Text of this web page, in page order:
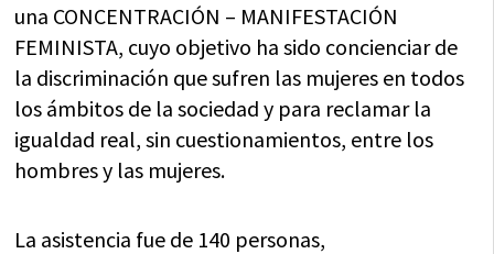
una CONCENTRACIÓN – MANIFESTACIÓN
FEMINISTA, cuyo objetivo ha sido concienciar de
la discriminación que sufren las mujeres en todos
los ámbitos de la sociedad y para reclamar la
igualdad real, sin cuestionamientos, entre los
hombres y las mujeres.
La asistencia fue de 140 personas,